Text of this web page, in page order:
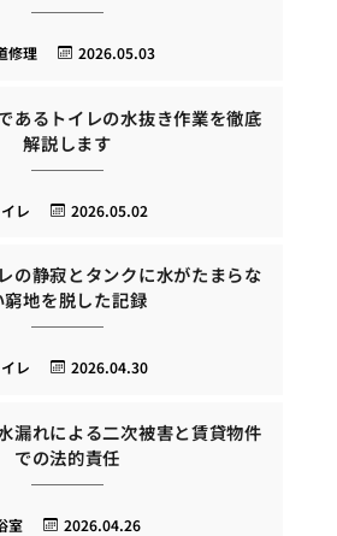
2026.05.03
修理
あるトイレの水抜き作業を徹底
解説します
2026.05.02
イレ
の静寂とタンクに水がたまらな
窮地を脱した記録
2026.04.30
イレ
漏れによる二次被害と賃貸物件
での法的責任
2026.04.26
室